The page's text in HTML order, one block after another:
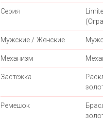
Серия
Мужские / Женские
Механизм
Застежка
Ремешок